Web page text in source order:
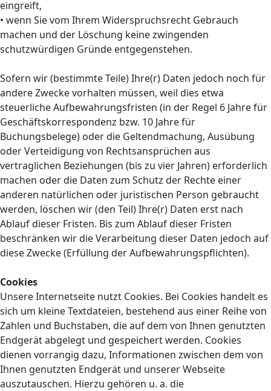
eingreift,
• wenn Sie vom Ihrem Widerspruchsrecht Gebrauch
machen und der Löschung keine zwingenden
schutzwürdigen Gründe entgegenstehen.
Sofern wir (bestimmte Teile) Ihre(r) Daten jedoch noch für
andere Zwecke vorhalten müssen, weil dies etwa
steuerliche Aufbewahrungsfristen (in der Regel 6 Jahre für
Geschäftskorrespondenz bzw. 10 Jahre für
Buchungsbelege) oder die Geltendmachung, Ausübung
oder Verteidigung von Rechtsansprüchen aus
vertraglichen Beziehungen (bis zu vier Jahren) erforderlich
machen oder die Daten zum Schutz der Rechte einer
anderen natürlichen oder juristischen Person gebraucht
werden, löschen wir (den Teil) Ihre(r) Daten erst nach
Ablauf dieser Fristen. Bis zum Ablauf dieser Fristen
beschränken wir die Verarbeitung dieser Daten jedoch auf
diese Zwecke (Erfüllung der Aufbewahrungspflichten).
Cookies
Unsere Internetseite nutzt Cookies. Bei Cookies handelt es
sich um kleine Textdateien, bestehend aus einer Reihe von
Zahlen und Buchstaben, die auf dem von Ihnen genutzten
Endgerät abgelegt und gespeichert werden. Cookies
dienen vorrangig dazu, Informationen zwischen dem von
Ihnen genutzten Endgerät und unserer Webseite
auszutauschen. Hierzu gehören u. a. die